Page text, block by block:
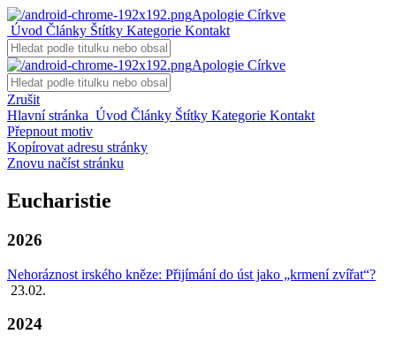
Apologie Církve
Úvod Články Štítky Kategorie Kontakt
Apologie Církve
Zrušit
Hlavní stránka Úvod Články Štítky Kategorie Kontakt
Přepnout motiv
Kopírovat adresu stránky
Znovu načíst stránku
Eucharistie
2026
Nehoráznost irského kněze: Přijímání do úst jako „krmení zvířat“?
23.02.
2024